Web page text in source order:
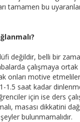
tamamen bu
değildir, belli bir
çalışmaya ortak
onları motive
saat kadar
için ise ders
masası dikkatini
bulunmamalıdır.